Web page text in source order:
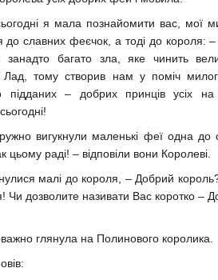
я мала познайомити вас, мої
до славних феєчок, а тоді до
занадто багато зла, яке чинить
тому створив нам у поміч
– добрих принців усіх на
вигукнули маленькі феї одна
цьому раді! – відповіли вони Королеві.
малі до короля, – Добрий
Чи дозволите називати Вас коротко –
глянула на Полинового королика.